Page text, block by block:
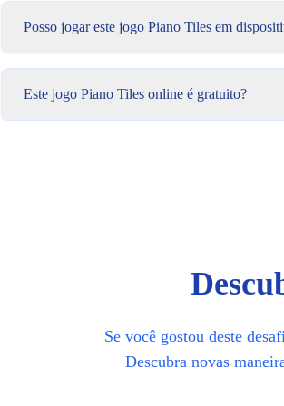
Este jogo Piano Tiles online é gratuito?
Sim, nosso jogo Piano Tiles online é totalmente
Posso jogar este jogo Piano Tiles em
Este jogo Piano Tiles online é gratuito?
Se você gostou deste
Descubra novas